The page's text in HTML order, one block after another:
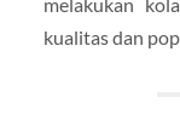
kualitas dan